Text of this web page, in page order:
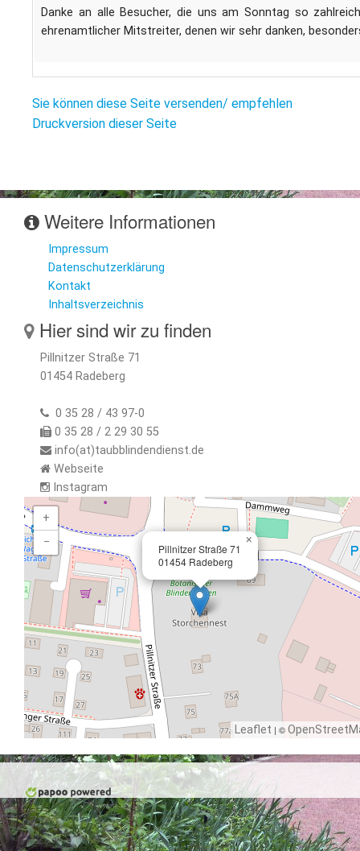
Danke an alle Besucher, die uns am Sonntag so
ehrenamtlicher Mitstreiter, denen wir sehr danken,
Sie können diese Seite versenden/ empfehlen
Druckversion dieser Seite
Weitere Informationen
Impressum
Datenschutzerklärung
Kontakt
Inhaltsverzeichnis
Hier sind wir zu finden
Pillnitzer Straße 71
01454 Radeberg
0 35 28 / 43 97-0
0 35 28 / 2 29 30 55
info(at)taubblindendienst.de
Webseite
Instagram
Pillnitzer Straße 71
01454 Radeberg
×
+
−
Leaflet | ©